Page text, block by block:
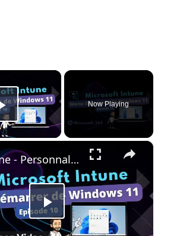
×
Play Video
Now Playing
×
Play
Intune - Personnaliser menu Démarrer Windows 11 - Episode 10